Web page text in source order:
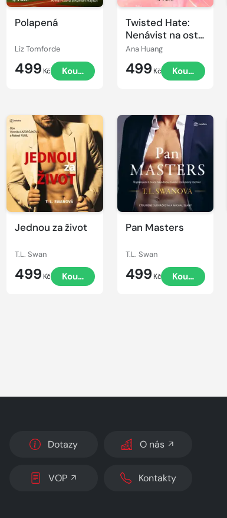
Polapená
Liz Tomforde
499 Kč Koupit
Twisted Hate:
Nenávist na ostří
nože
Ana Huang
499 Kč Koupit
Jednou za život
T.L. Swan
499 Kč Koupit
Přehrát
ukázku
Pan Masters
T.L. Swan
499 Kč Koupit
Přehrát
ukázku
Dotazy O nás
VOP Kontakty